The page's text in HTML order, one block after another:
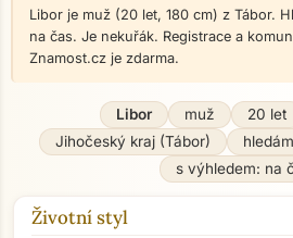
Libor je muž (20 let, 180 cm) z Tábor.
na čas. Je nekuřák. Registrace a
Znamost.cz je zdarma.
Libor muž 20 let
Jihočeský kraj (Tábor)
s výhledem: na
Životní styl